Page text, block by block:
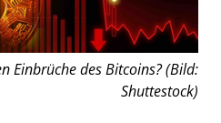
Einbrüche des Bitcoins? (Bild:
Shuttestock)